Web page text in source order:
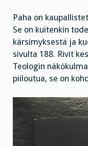
Paha on
Se on kuitenkin
kärsimyksestä ja
sivulta 188. Rivit
Teologin
piiloutua, se on